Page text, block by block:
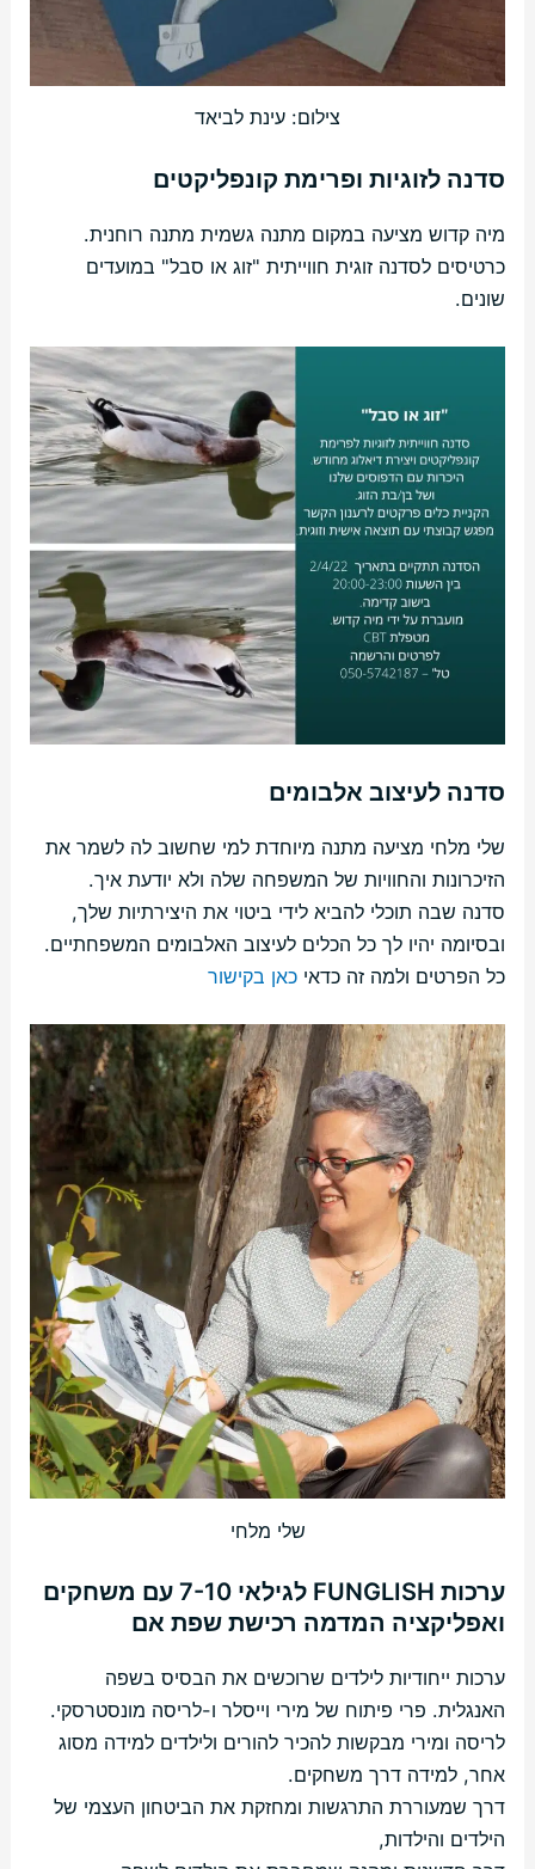
צילום: עינת לביאד
סדנה לזוגיות ופרימת קונפליקטים
מיה קדוש מציעה במקום מתנה גשמית מתנה רוחנית.
כרטיסים לסדנה זוגית חווייתית "זוג או סבל" במועדים
שונים.
סדנה לעיצוב אלבומים
שלי מלחי מציעה מתנה מיוחדת למי שחשוב לה לשמר את
הזיכרונות והחוויות של המשפחה שלה ולא יודעת איך.
סדנה שבה תוכלי להביא לידי ביטוי את היצירתיות שלך,
ובסיומה יהיו לך כל הכלים לעיצוב האלבומים המשפחתיים.
כל הפרטים ולמה זה כדאיכאן בקישור
שלי מלחי
ערכות FUNGLISH לגילאי 7-10 עם משחקים
ואפליקציה המדמה רכישת שפת אם
ערכות ייחודיות לילדים שרוכשים את הבסיס בשפה
האנגלית. פרי פיתוח של מירי וייסלר ו-לריסה מונסטרסקי.
לריסה ומירי מבקשות להכיר להורים ולילדים למידה מסוג
אחר, למידה דרך משחקים.
דרך שמעוררת התרגשות ומחזקת את הביטחון העצמי של
הילדים והילדות,